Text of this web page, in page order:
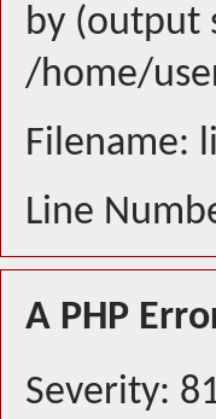
by (output
/home/
Filename:
Line
A PHP
Severity: